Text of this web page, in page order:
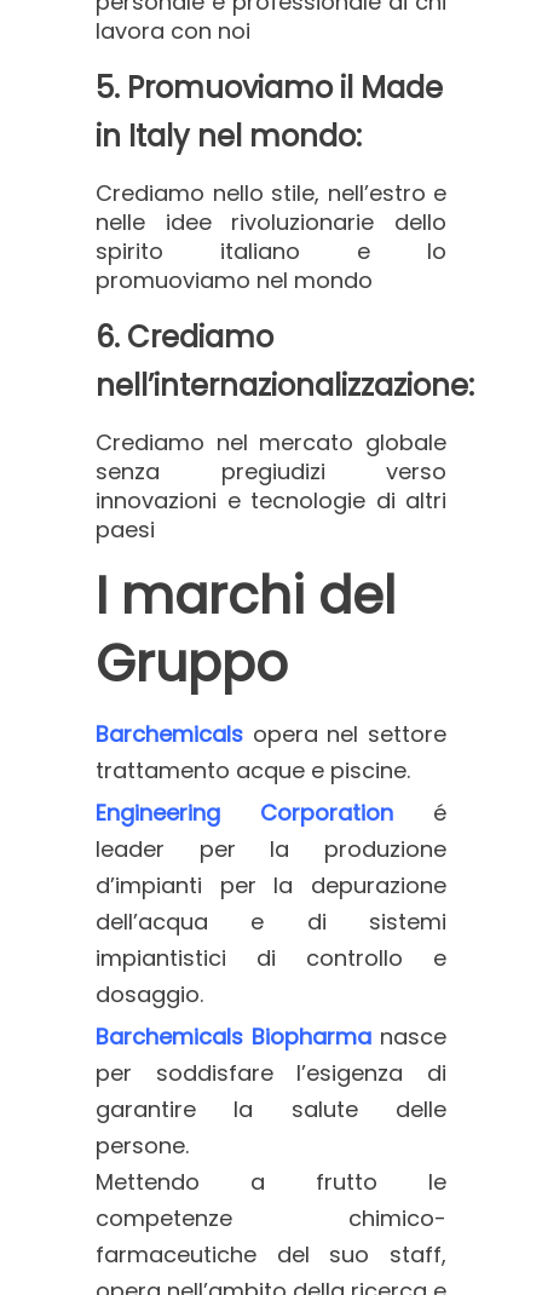
lavora con noi
5. Promuoviamo il Made
in Italy nel mondo:
Crediamo nello stile, nell’estro e
nelle idee rivoluzionarie dello
spirito italiano e lo
promuoviamo nel mondo
6. Crediamo
nell’internazionalizzazione:
Crediamo nel mercato globale
senza pregiudizi verso
innovazioni e tecnologie di altri
paesi
I marchi del
Gruppo
Barchemicals opera nel settore
trattamento acque e piscine.
Engineering Corporation é
leader per la produzione
d’impianti per la depurazione
dell’acqua e di sistemi
impiantistici di controllo e
dosaggio.
Barchemicals Biopharma nasce
per soddisfare l’esigenza di
garantire la salute delle
persone.
Mettendo a frutto le
competenze chimico-
farmaceutiche del suo staff,